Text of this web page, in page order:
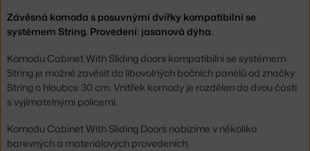
Závěsná komoda s posuvnými dvířky kompatibilní se
systémem String. Provedení: jasanová dýha.
Komodu Cabinet With Sliding doors kompatibilní se systémem
String je možné zavěsit do libovolných bočních panelů od značky
String o hloubce 30 cm. Vnitřek komody je rozdělen do dvou částí
s vyjímatelnými policemi.
Komodu Cabinet With Sliding Doors nabízíme v několika
barevných a materiálových provedeních.